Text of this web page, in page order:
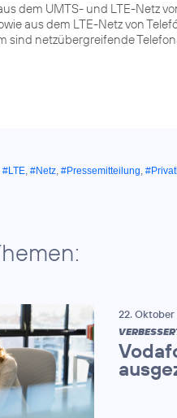
dem UMTS- und LTE-Netz
aus dem LTE-Netz von
netzübergreifende
#LTE, #Netz, #Pressemitteilung,
22. Oktober